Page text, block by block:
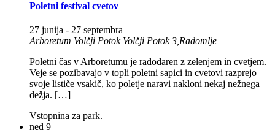
Poletni festival cvetov
27 junija - 27 septembra
Arboretum Volčji Potok Volčji Potok 3,Radomlje
Poletni čas v Arboretumu je radodaren z zelenjem in cvetjem.
Veje se pozibavajo v topli poletni sapici in cvetovi razprejo
svoje lističe vsakič, ko poletje naravi nakloni nekaj nežnega
dežja. […]
Vstopnina za park.
ned 9